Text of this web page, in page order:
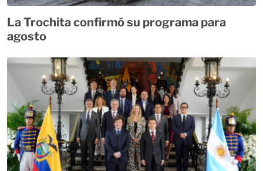
La Trochita confirmó su programa para
agosto